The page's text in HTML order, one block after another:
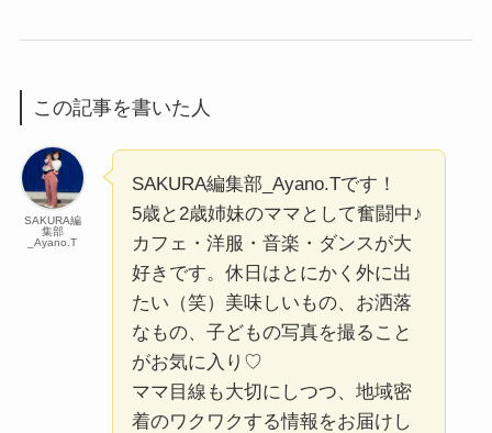
この記事を書いた人
SAKURA編
集部
_Ayano.T
SAKURA編集部_Ayano.Tです！
5歳と2歳姉妹のママとして奮闘中♪
カフェ・洋服・音楽・ダンスが大
好きです。休日はとにかく外に出
たい（笑）美味しいもの、お洒落
なもの、子どもの写真を撮ること
がお気に入り♡
ママ目線も大切にしつつ、地域密
着のワクワクする情報をお届けし